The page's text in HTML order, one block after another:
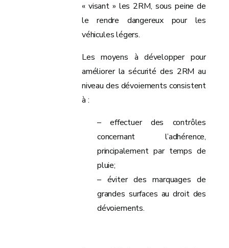
« visant » les 2RM, sous peine de
le rendre dangereux pour les
véhicules légers.
Les moyens à développer pour
améliorer la sécurité des 2RM au
niveau des dévoiements consistent
à :
– effectuer des contrôles
concernant l’adhérence,
principalement par temps de
pluie;
– éviter des marquages de
grandes surfaces au droit des
dévoiements.